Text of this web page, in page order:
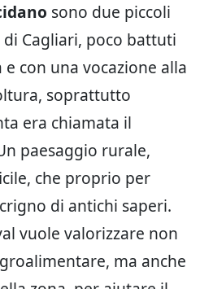
sono due piccoli
Cagliari, poco battuti
con una vocazione alla
soprattutto
era chiamata il
paesaggio rurale,
che proprio per
di antichi saperi.
vuole valorizzare non
ma anche